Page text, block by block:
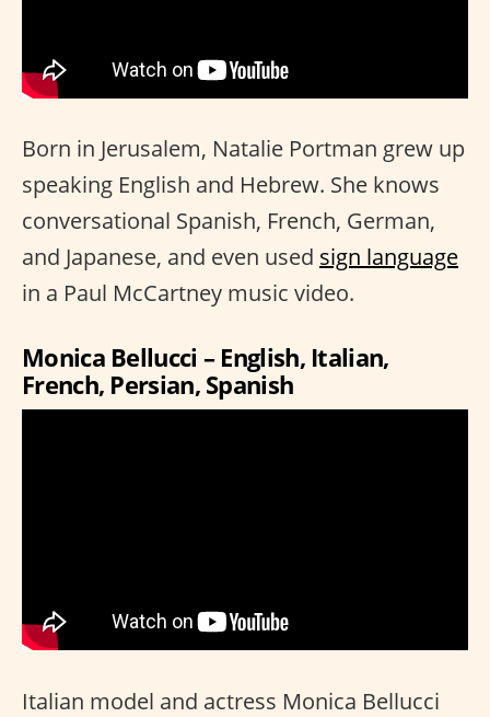
Born in Jerusalem, Natalie Portman grew up
speaking English and Hebrew. She knows
conversational Spanish, French, German,
and Japanese, and even used sign language
in a Paul McCartney music video.
Monica Bellucci – English, Italian,
French, Persian, Spanish
Italian model and actress Monica Bellucci